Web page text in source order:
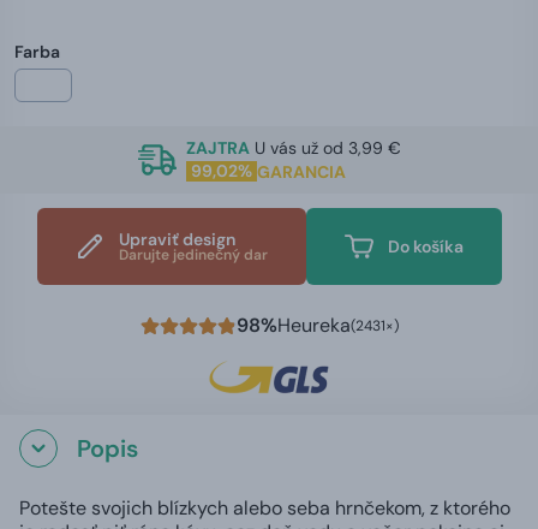
Farba
ZAJTRA U vás už od 3,99 €
99,02% GARANCIA
Upraviť design
Darujte jedinečný dar Do košíka
98%Heureka(2431×)
Popis
Potešte svojich blízkych alebo seba hrnčekom, z ktorého